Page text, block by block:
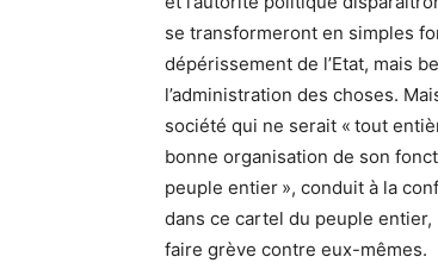
se transformeront en simples
dépérissement de l’Etat, mais
l’administration des choses.
société qui ne serait « tout
bonne organisation de son
peuple entier », conduit à la
dans ce cartel du peuple
faire grève contre eux-mêmes.